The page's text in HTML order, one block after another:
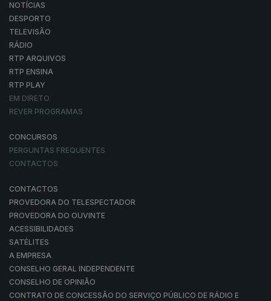
NOTÍCIAS
DESPORTO
TELEVISÃO
RÁDIO
RTP ARQUIVOS
RTP ENSINA
RTP PLAY
EM DIRETO
REVER PROGRAMAS
CONCURSOS
PERGUNTAS FREQUENTES
CONTACTOS
CONTACTOS
PROVEDORA DO TELESPECTADOR
PROVEDORA DO OUVINTE
ACESSIBILIDADES
SATÉLITES
A EMPRESA
CONSELHO GERAL INDEPENDENTE
CONSELHO DE OPINIÃO
CONTRATO DE CONCESSÃO DO SERVIÇO PÚBLICO DE RÁDIO E